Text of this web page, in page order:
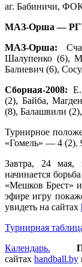
аг. Бабиничи,
МАЗ-Орша —
МАЗ-Орша:
Шалупенко (6),
Балиевич (6),
Сборная-2008:
(2), Байба,
(8), Балашвили
Турнирное
«Гомель» — 4 (2).
Завтра, 24 мая,
начинается
«Мешков Брест»
эфире игру
увидеть на сайтах
Турнирная
Календарь.
сайтах handball.by